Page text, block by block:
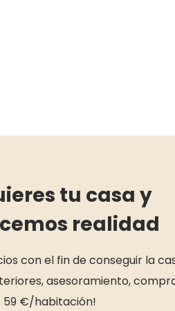
tu casa y
realidad
con el fin de conseguir la
asesoramiento,
59 €/habitación!